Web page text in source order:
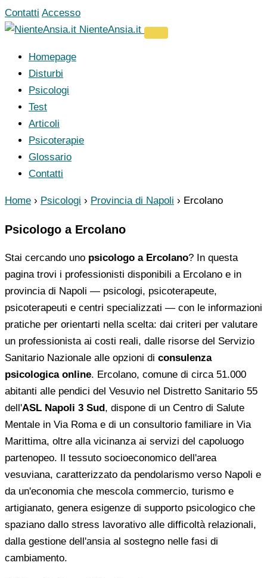
Vai
al
Contatti Accesso
NienteAnsia.it
Homepage
Disturbi
Psicologi
Test
Articoli
Psicoterapie
Glossario
Contatti
Home › Psicologi › Provincia di Napoli › Ercolano
Psicologo a Ercolano
Stai cercando uno psicologo a Ercolano? In questa
pagina trovi i professionisti disponibili a Ercolano e in
provincia di Napoli — psicologi, psicoterapeute,
psicoterapeuti e centri specializzati — con le informazioni
pratiche per orientarti nella scelta: dai criteri per valutare
un professionista ai costi reali, dalle risorse del Servizio
Sanitario Nazionale alle opzioni di consulenza
psicologica online. Ercolano, comune di circa 51.000
abitanti alle pendici del Vesuvio nel Distretto Sanitario 55
dell'ASL Napoli 3 Sud, dispone di un Centro di Salute
Mentale in Via Roma e di un consultorio familiare in Via
Marittima, oltre alla vicinanza ai servizi del capoluogo
partenopeo. Il tessuto socioeconomico dell'area
vesuviana, caratterizzato da pendolarismo verso Napoli e
da un'economia che mescola commercio, turismo e
artigianato, genera esigenze di supporto psicologico che
spaziano dallo stress lavorativo alle difficoltà relazionali,
dalla gestione dell'ansia al sostegno nelle fasi di
cambiamento.